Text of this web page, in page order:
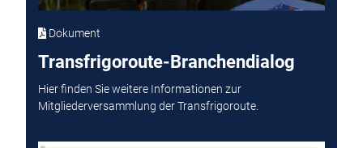
Dokument
Transfrigoroute-Branchendialog
Hier finden Sie weitere Informationen zur
Mitgliederversammlung der Transfrigoroute.